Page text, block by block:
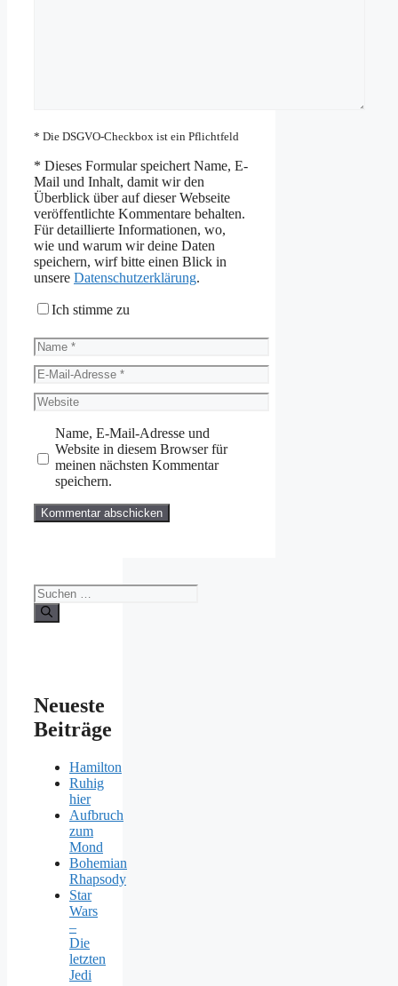
* Die DSGVO-Checkbox ist ein Pflichtfeld
* Dieses Formular speichert Name, E-
Mail und Inhalt, damit wir den
Überblick über auf dieser Webseite
veröffentlichte Kommentare behalten.
Für detaillierte Informationen, wo,
wie und warum wir deine Daten
speichern, wirf bitte einen Blick in
unsere Datenschutzerklärung.
Ich stimme zu
Name
E-
Mail-
Adresse
Website
Name, E-Mail-Adresse und
Website in diesem Browser für
meinen nächsten Kommentar
speichern.
Suchen
nach:
Neueste
Beiträge
Hamilton
Ruhig
hier
Aufbruch
zum
Mond
Bohemian
Rhapsody
Star
Wars
–
Die
letzten
Jedi